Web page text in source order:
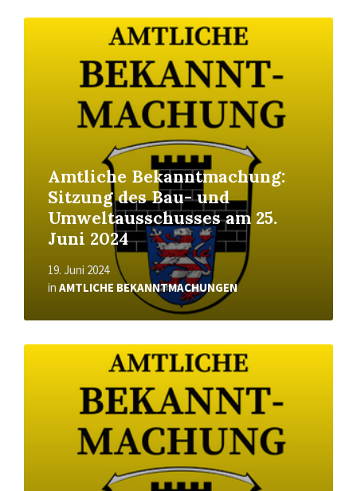
Amtliche Bekanntmachung:
Sitzung des Bau- und
Umweltausschusses am 25.
Juni 2024
19. Juni 2024
in AMTLICHE BEKANNTMACHUNGEN
Read
Read